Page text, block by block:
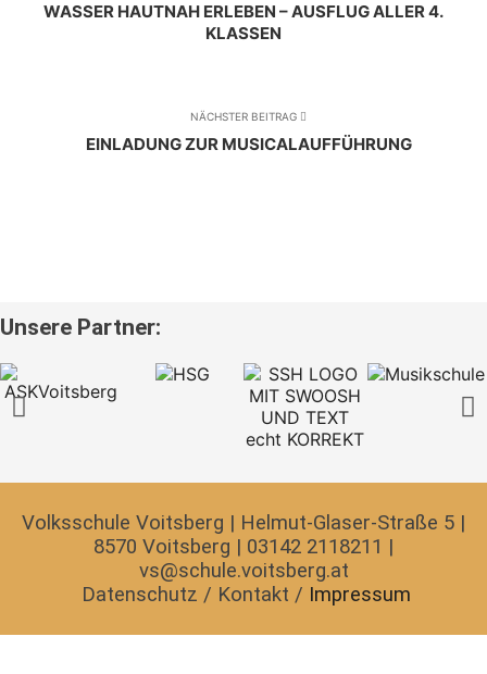
WASSER HAUTNAH ERLEBEN – AUSFLUG ALLER 4.
KLASSEN
NÄCHSTER BEITRAG
EINLADUNG ZUR MUSICALAUFFÜHRUNG
Unsere Partner:
Volksschule Voitsberg | Helmut-Glaser-Straße 5 |
8570 Voitsberg | 03142 2118211 |
vs@schule.voitsberg.at
Datenschutz / Kontakt / Impressum